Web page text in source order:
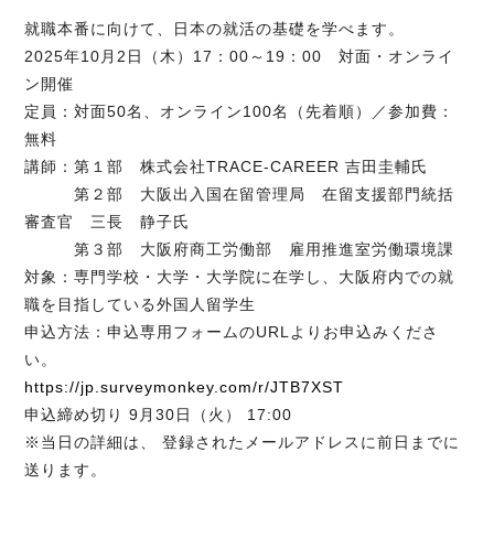
就職本番に向けて、日本の就活の基礎を学べます。
2025年10月2日（木）17：00～19：00 対面・オンライ
ン開催
定員：対面50名、オンライン100名（先着順）／参加費：
無料
講師：第１部 株式会社TRACE-CAREER 吉田圭輔氏
第２部 大阪出入国在留管理局 在留支援部門統括
審査官 三長 静子氏
第３部 大阪府商工労働部 雇用推進室労働環境課
対象：専門学校・大学・大学院に在学し、大阪府内での就
職を目指している外国人留学生
申込方法：申込専用フォームのURLよりお申込みくださ
い。
https://jp.surveymonkey.com/r/JTB7XST
申込締め切り 9月30日（火） 17:00
※当日の詳細は、 登録されたメールアドレスに前日までに
送ります。